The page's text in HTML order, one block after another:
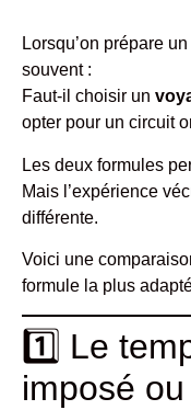
Lorsqu’on prépare
souvent :
Faut-il choisir un
opter pour un circuit
Les deux formules
Mais l’expérience
différente.
Voici une
formule la plus
1️⃣ Le
imposé